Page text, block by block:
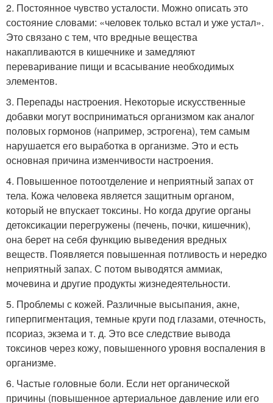
2. Постоянное чувство усталости. Можно описать это
состояние словами: «человек только встал и уже устал».
Это связано с тем, что вредные вещества
накапливаются в кишечнике и замедляют
переваривание пищи и всасывание необходимых
элементов.
3. Перепады настроения. Некоторые искусственные
добавки могут восприниматься организмом как аналог
половых гормонов (например, эстрогена), тем самым
нарушается его выработка в организме. Это и есть
основная причина изменчивости настроения.
4. Повышенное потоотделение и неприятный запах от
тела. Кожа человека является защитным органом,
который не впускает токсины. Но когда другие органы
детоксикации перегружены (печень, почки, кишечник),
она берет на себя функцию выведения вредных
веществ. Появляется повышенная потливость и нередко
неприятный запах. С потом выводятся аммиак,
мочевина и другие продукты жизнедеятельности.
5. Проблемы с кожей. Различные высыпания, акне,
гиперпигментация, темные круги под глазами, отечность,
псориаз, экзема и т. д. Это все следствие вывода
токсинов через кожу, повышенного уровня воспаления в
организме.
6. Частые головные боли. Если нет органической
причины (повышенное артериальное давление или его